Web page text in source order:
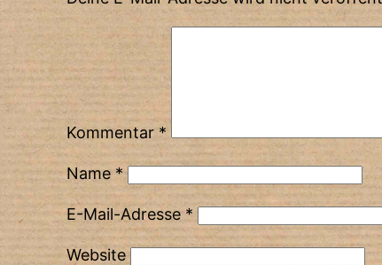
Kommentar*
Name*
E-Mail-Adresse*
Website